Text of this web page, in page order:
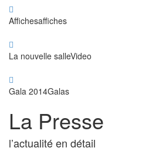
Affichesaffiches
La nouvelle salleVideo
Gala 2014Galas
La Presse
l’actualité en détail